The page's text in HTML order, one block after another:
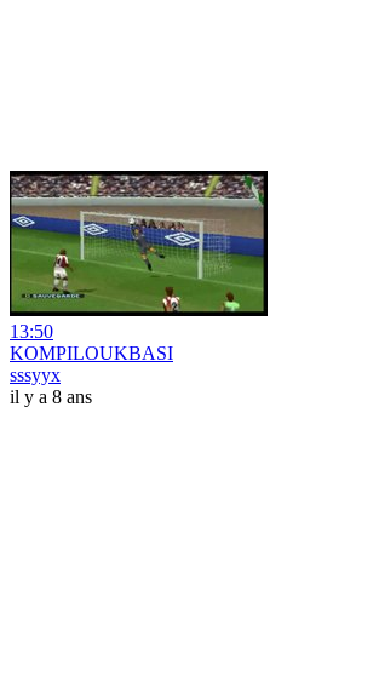
13:50
KOMPILOUKBASI
sssyyx
il y a 8 ans